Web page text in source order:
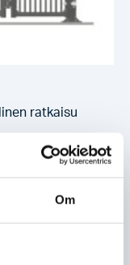
Om
ratkaisu